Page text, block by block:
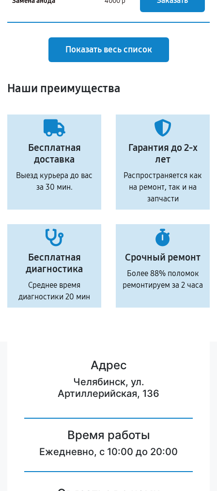
Показать весь список
Наши преимущества
Бесплатная
доставка
Выезд курьера до вас
за 30 мин.
Гарантия до 2-х
лет
Распространяется как
на ремонт, так и на
запчасти
Бесплатная
диагностика
Среднее время
диагностики 20 мин
Срочный ремонт
Более 88% поломок
ремонтируем за 2 часа
Адрес
Челябинск, ул.
Артиллерийская, 136
Время работы
Ежедневно, с 10:00 до 20:00